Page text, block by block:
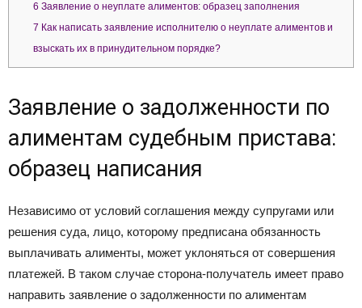
6 Заявление о неуплате алиментов: образец заполнения
7 Как написать заявление исполнителю о неуплате алиментов и
взыскать их в принудительном порядке?
Заявление о задолженности по
алиментам судебным пристава:
образец написания
Независимо от условий соглашения между супругами или
решения суда, лицо, которому предписана обязанность
выплачивать алименты, может уклоняться от совершения
платежей. В таком случае сторона-получатель имеет право
направить заявление о задолженности по алиментам